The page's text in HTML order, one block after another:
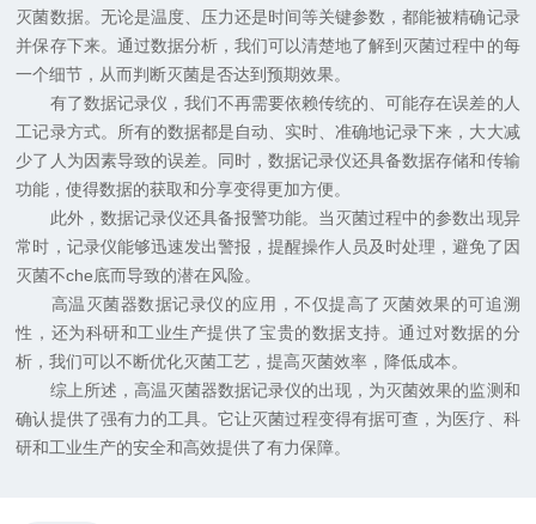
灭菌数据。无论是温度、压力还是时间等关键参数，都能被精确记录
并保存下来。通过数据分析，我们可以清楚地了解到灭菌过程中的每
一个细节，从而判断灭菌是否达到预期效果。
有了数据记录仪，我们不再需要依赖传统的、可能存在误差的人
工记录方式。所有的数据都是自动、实时、准确地记录下来，大大减
少了人为因素导致的误差。同时，数据记录仪还具备数据存储和传输
功能，使得数据的获取和分享变得更加方便。
此外，数据记录仪还具备报警功能。当灭菌过程中的参数出现异
常时，记录仪能够迅速发出警报，提醒操作人员及时处理，避免了因
灭菌不che底而导致的潜在风险。
高温灭菌器数据记录仪的应用，不仅提高了灭菌效果的可追溯
性，还为科研和工业生产提供了宝贵的数据支持。通过对数据的分
析，我们可以不断优化灭菌工艺，提高灭菌效率，降低成本。
综上所述，高温灭菌器数据记录仪的出现，为灭菌效果的监测和
确认提供了强有力的工具。它让灭菌过程变得有据可查，为医疗、科
研和工业生产的安全和高效提供了有力保障。